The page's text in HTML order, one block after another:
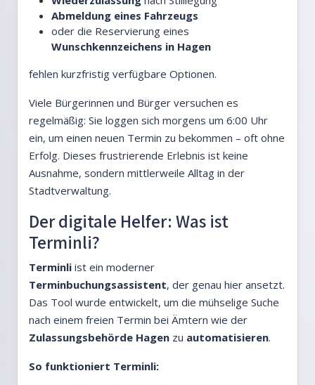
Abmeldung eines Fahrzeugs
oder die Reservierung eines
Wunschkennzeichens in Hagen
fehlen kurzfristig verfügbare Optionen.
Viele Bürgerinnen und Bürger versuchen es
regelmäßig: Sie loggen sich morgens um 6:00 Uhr
ein, um einen neuen Termin zu bekommen – oft ohne
Erfolg. Dieses frustrierende Erlebnis ist keine
Ausnahme, sondern mittlerweile Alltag in der
Stadtverwaltung.
Der digitale Helfer: Was ist
Terminli?
Terminli ist ein moderner
Terminbuchungsassistent, der genau hier ansetzt.
Das Tool wurde entwickelt, um die mühselige Suche
nach einem freien Termin bei Ämtern wie der
Zulassungsbehörde Hagen zu automatisieren.
So funktioniert Terminli: